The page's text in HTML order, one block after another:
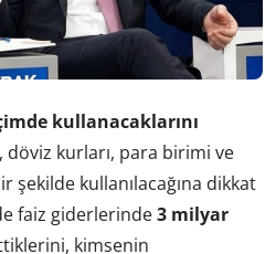
kullanacaklarını
döviz kurları, para birimi ve
şekilde kullanılacağına dikkat
faiz giderlerinde3 milyar
kimsenin